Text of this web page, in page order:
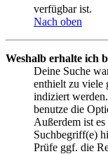
verfügbar ist.
Nach oben
Weshalb erhalte ich
Deine Suche
enthielt zu viele
indiziert
benutze die
Außerdem ist
Suchbegriff(e)
Prüfe ggf. die